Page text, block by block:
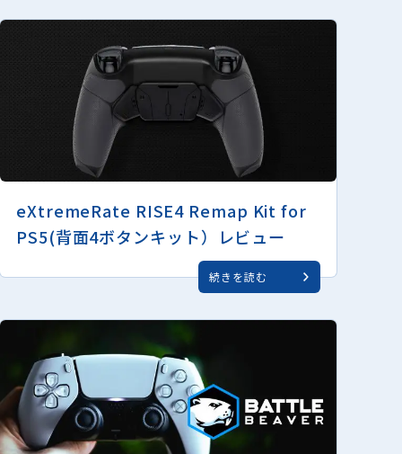
eXtremeRate RISE4 Remap Kit for
PS5(背面4ボタンキット）レビュー
続きを読む